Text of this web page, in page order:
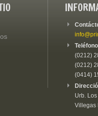
(0212)
(0212)
(0414)
Urb.
Villegas